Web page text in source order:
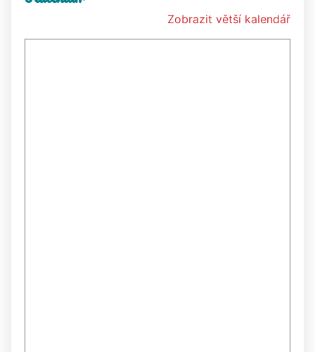
Zobrazit větší kalendář